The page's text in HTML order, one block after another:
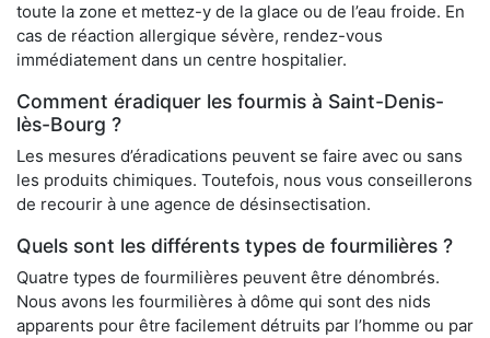
toute la zone et mettez-y de la glace ou de l’eau froide. En
cas de réaction allergique sévère, rendez-vous
immédiatement dans un centre hospitalier.
Comment éradiquer les fourmis à Saint-Denis-
lès-Bourg ?
Les mesures d’éradications peuvent se faire avec ou sans
les produits chimiques. Toutefois, nous vous conseillerons
de recourir à une agence de désinsectisation.
Quels sont les différents types de fourmilières ?
Quatre types de fourmilières peuvent être dénombrés.
Nous avons les fourmilières à dôme qui sont des nids
apparents pour être facilement détruits par l’homme ou par